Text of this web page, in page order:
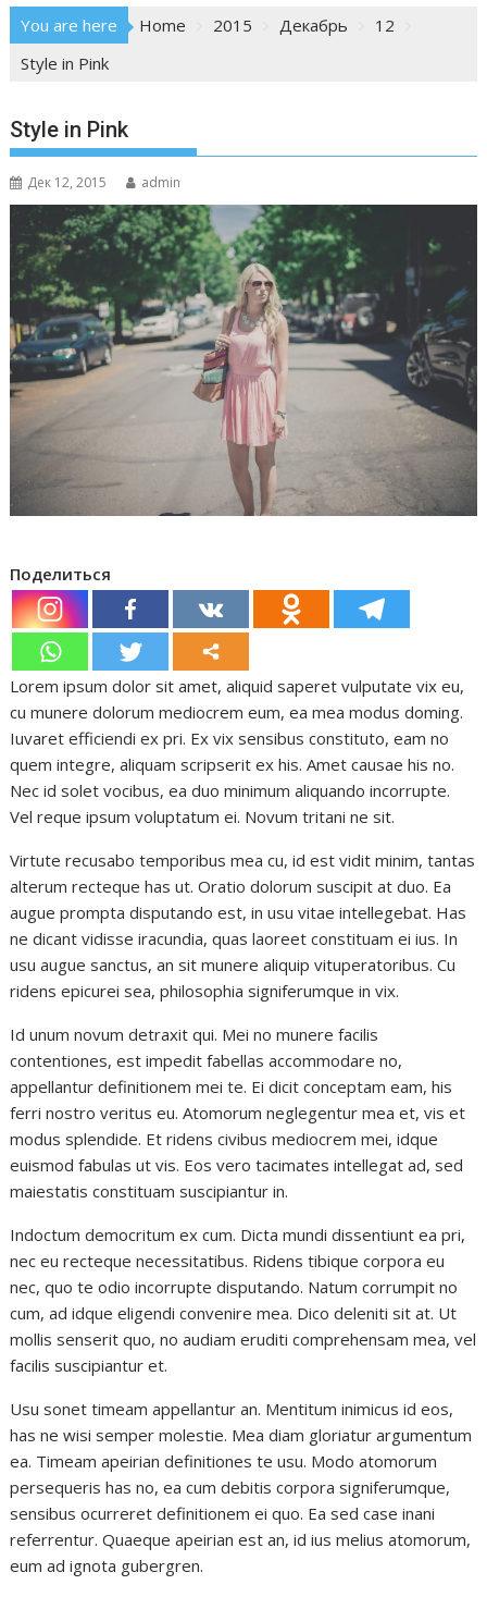
You are here Home 2015 Декабрь
12
Style in Pink
Style in Pink
Дек 12, 2015 admin
Поделиться
Lorem ipsum dolor sit amet, aliquid saperet vulputate vix eu,
cu munere dolorum mediocrem eum, ea mea modus doming.
Iuvaret efficiendi ex pri. Ex vix sensibus constituto, eam no
quem integre, aliquam scripserit ex his. Amet causae his no.
Nec id solet vocibus, ea duo minimum aliquando incorrupte.
Vel reque ipsum voluptatum ei. Novum tritani ne sit.
Virtute recusabo temporibus mea cu, id est vidit minim, tantas
alterum recteque has ut. Oratio dolorum suscipit at duo. Ea
augue prompta disputando est, in usu vitae intellegebat. Has
ne dicant vidisse iracundia, quas laoreet constituam ei ius. In
usu augue sanctus, an sit munere aliquip vituperatoribus. Cu
ridens epicurei sea, philosophia signiferumque in vix.
Id unum novum detraxit qui. Mei no munere facilis
contentiones, est impedit fabellas accommodare no,
appellantur definitionem mei te. Ei dicit conceptam eam, his
ferri nostro veritus eu. Atomorum neglegentur mea et, vis et
modus splendide. Et ridens civibus mediocrem mei, idque
euismod fabulas ut vis. Eos vero tacimates intellegat ad, sed
maiestatis constituam suscipiantur in.
Indoctum democritum ex cum. Dicta mundi dissentiunt ea pri,
nec eu recteque necessitatibus. Ridens tibique corpora eu
nec, quo te odio incorrupte disputando. Natum corrumpit no
cum, ad idque eligendi convenire mea. Dico deleniti sit at. Ut
mollis senserit quo, no audiam eruditi comprehensam mea, vel
facilis suscipiantur et.
Usu sonet timeam appellantur an. Mentitum inimicus id eos,
has ne wisi semper molestie. Mea diam gloriatur argumentum
ea. Timeam apeirian definitiones te usu. Modo atomorum
persequeris has no, ea cum debitis corpora signiferumque,
sensibus ocurreret definitionem ei quo. Ea sed case inani
referrentur. Quaeque apeirian est an, id ius melius atomorum,
eum ad ignota gubergren.